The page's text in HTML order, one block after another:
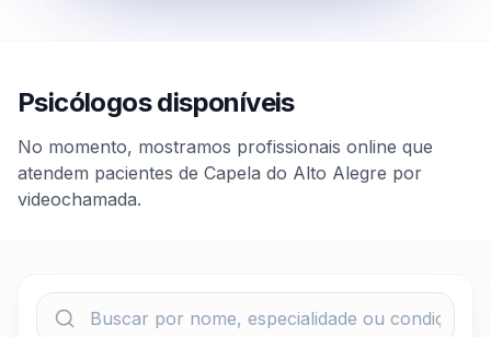
Psicólogos disponíveis
No momento, mostramos profissionais online que
atendem pacientes de Capela do Alto Alegre por
videochamada.